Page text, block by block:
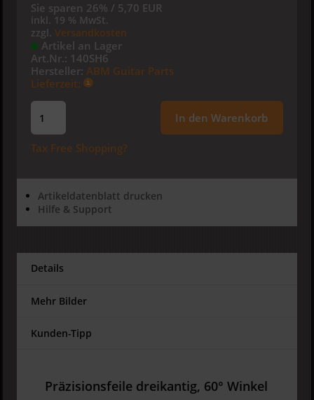
Sie sparen 26% / 5,70 EUR
inkl. 19 % MwSt.
zzgl.Versandkosten
Artikel an Lager
Art.Nr.: 140SH6
Hersteller:ABM Guitar Parts
Lieferzeit:
In den Warenkorb
Tax Free Shopping?
Artikeldatenblatt drucken
Hilfe & Support
Details
Mehr Bilder
Kunden-Tipp
Präzisionsfeile dreikantig, 60° Winkel